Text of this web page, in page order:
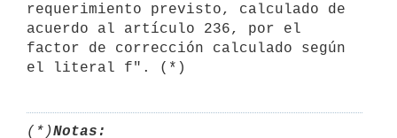
requerimiento previsto, calculado de
acuerdo al artículo 236, por el
factor de corrección calculado según
el literal f". (*)
(*)Notas: